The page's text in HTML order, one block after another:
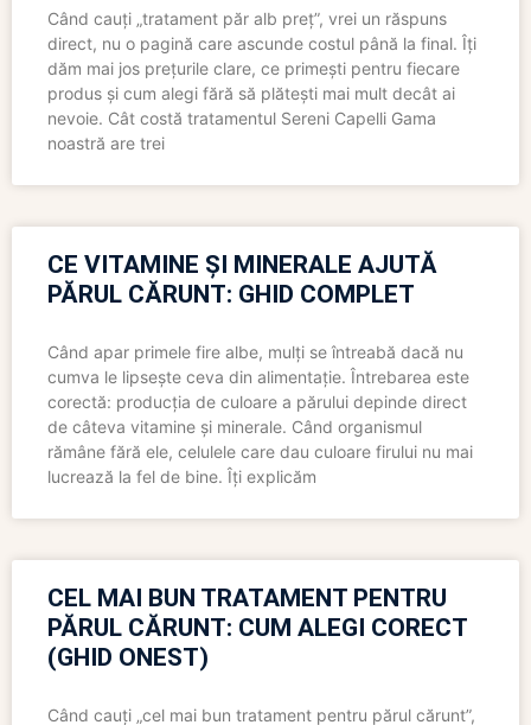
Când cauți „tratament păr alb preț”, vrei un răspuns
direct, nu o pagină care ascunde costul până la final. Îți
dăm mai jos prețurile clare, ce primești pentru fiecare
produs și cum alegi fără să plătești mai mult decât ai
nevoie. Cât costă tratamentul Sereni Capelli Gama
noastră are trei
CE VITAMINE ȘI MINERALE AJUTĂ
PĂRUL CĂRUNT: GHID COMPLET
Când apar primele fire albe, mulți se întreabă dacă nu
cumva le lipsește ceva din alimentație. Întrebarea este
corectă: producția de culoare a părului depinde direct
de câteva vitamine și minerale. Când organismul
rămâne fără ele, celulele care dau culoare firului nu mai
lucrează la fel de bine. Îți explicăm
CEL MAI BUN TRATAMENT PENTRU
PĂRUL CĂRUNT: CUM ALEGI CORECT
(GHID ONEST)
Când cauți „cel mai bun tratament pentru părul cărunt”,